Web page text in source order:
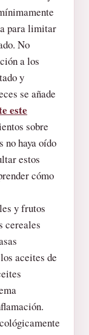
para limitar
No
a los
y
se añade
este
sobre
no haya oído
estos
cómo
y frutos
cereales
aceites de